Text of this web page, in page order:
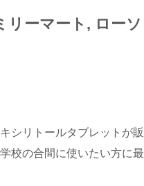
ーマート, ローソ
シリトールタブレットが販
校の合間に使いたい方に最